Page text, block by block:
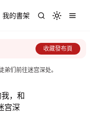
我的書架 Toggle
收藏發布頁
们前往迷宫深处。